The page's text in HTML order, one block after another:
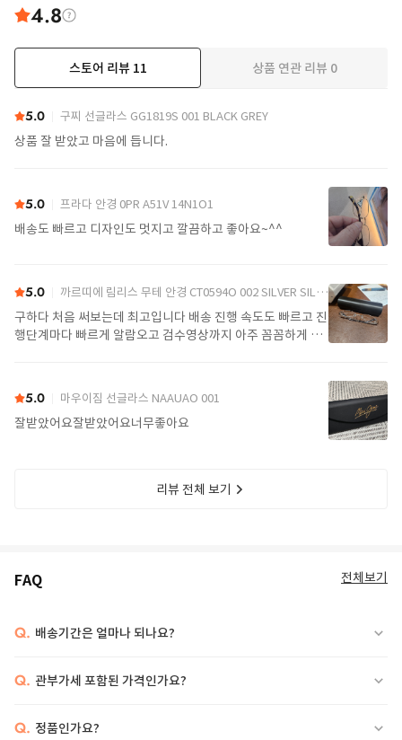
4.8
스토어 리뷰 11 상품 연관 리뷰 0
5.0 구찌 선글라스 GG1819S 001 BLACK GREY
상품 잘 받았고 마음에 듭니다.
5.0 프라다 안경 0PR A51V 14N1O1
배송도 빠르고 디자인도 멋지고 깔끔하고 좋아요~^^
5.0 까르띠에 림리스 무테 안경 CT0594O 002 SILVER SILVER TRANSPARENT
구하다 처음 써보는데 최고입니다 배송 진행 속도도 빠르고 진
행단계마다 빠르게 알람오고 검수영상까지 아주 꼼꼼하게 찍
5.0 마우이짐 선글라스 NAAUAO 001
잘받았어요잘받았어요너무좋아요
리뷰 전체 보기
FAQ 전체보기
Q. 배송기간은 얼마나 되나요?
Q. 관부가세 포함된 가격인가요?
Q. 정품인가요?